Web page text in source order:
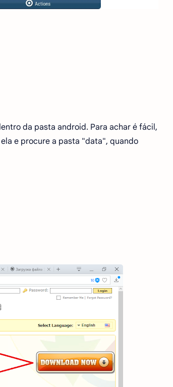
da pasta android. Para achar é fácil,
e procure a pasta "data", quando